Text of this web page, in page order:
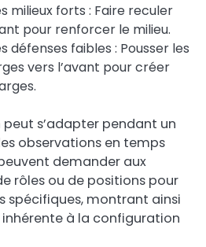
milieux forts : Faire reculer
pour renforcer le milieu.
défenses faibles : Pousser les
vers l’avant pour créer
s’adapter pendant un
observations en temps
demander aux
rôles ou de positions pour
spécifiques, montrant ainsi
à la configuration